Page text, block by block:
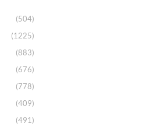
(504)
(1225)
(883)
(676)
(778)
(409)
(491)